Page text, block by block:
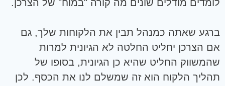
לומדים מודלים שונים מה קורה "במוח" של הצרכן.
ברגע שאתה כמנהל תבין את הלקוחות שלך, גם
אם הצרכן יחליט החלטה לא הגיונית למרות
שהמשווק החליט שהיא כן הגיונית, בסופו של
תהליך הלקוח הוא זה שמשלם לנו את הכסף. לכן